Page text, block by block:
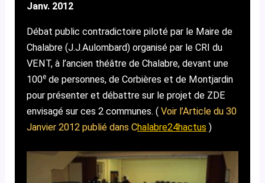
Janv. 2012
Débat public contradictoire piloté par le Maire de
Chalabre (J.J.Aulombard) organisé par le CRI du
VENT, à l’ancien théâtre de Chalabre, devant une
100e de personnes, de Corbières et de Montjardin
pour présenter et débattre sur le projet de ZDE
envisagé sur ces 2 communes. (Voir l’Article du 30
Janvier 2012 publié dans Chalabre24hactus )